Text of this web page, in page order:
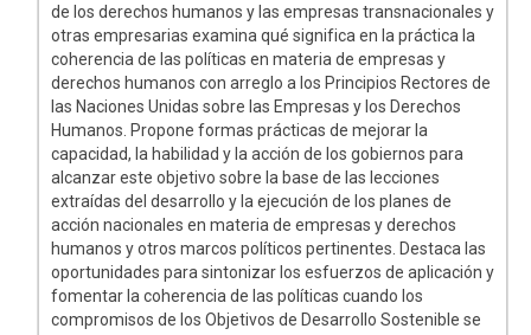
de los derechos humanos y las empresas transnacionales y
otras empresarias examina qué significa en la práctica la
coherencia de las políticas en materia de empresas y
derechos humanos con arreglo a los Principios Rectores de
las Naciones Unidas sobre las Empresas y los Derechos
Humanos. Propone formas prácticas de mejorar la
capacidad, la habilidad y la acción de los gobiernos para
alcanzar este objetivo sobre la base de las lecciones
extraídas del desarrollo y la ejecución de los planes de
acción nacionales en materia de empresas y derechos
humanos y otros marcos políticos pertinentes. Destaca las
oportunidades para sintonizar los esfuerzos de aplicación y
fomentar la coherencia de las políticas cuando los
compromisos de los Objetivos de Desarrollo Sostenible se